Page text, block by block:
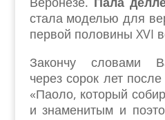
стала моделью для
первой половины XVI
Закончу словами
через сорок лет
«Паоло, который
и знаменитым и